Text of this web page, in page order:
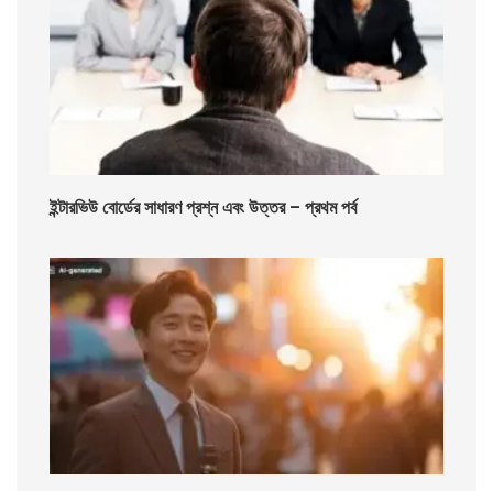
ইন্টারভিউ বোর্ডের সাধারণ প্রশ্ন এবং উত্তর – প্রথম পর্ব